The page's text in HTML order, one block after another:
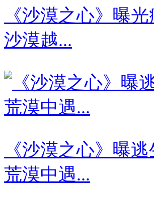
《沙漠之心》曝
沙漠越...
《沙漠之心》曝
荒漠中遇...